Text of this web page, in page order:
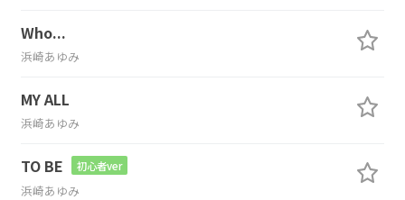
Who...
浜崎あゆみ
MY ALL
浜崎あゆみ
TO BE 初心者ver
浜崎あゆみ